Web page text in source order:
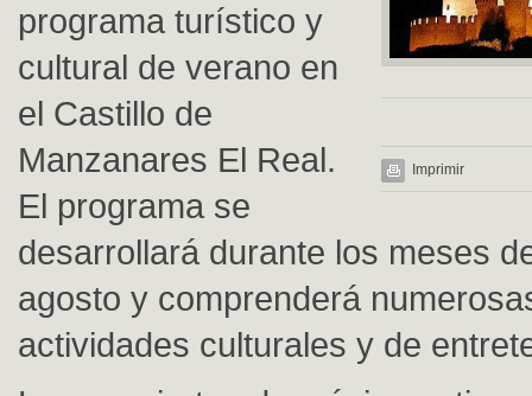
Imprimir
programa turístico y
cultural de verano en
el Castillo de
Manzanares El Real.
El programa se
desarrollará durante los meses
agosto y comprenderá
actividades culturales y de